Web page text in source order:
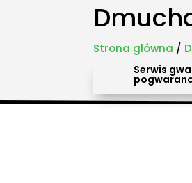
Strona główna /
Serwis